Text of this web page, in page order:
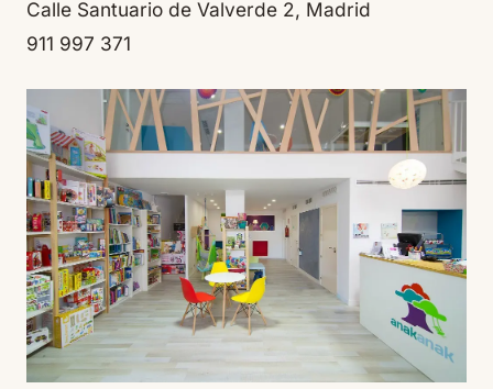
Calle Santuario de Valverde 2, Madrid
911 997 371